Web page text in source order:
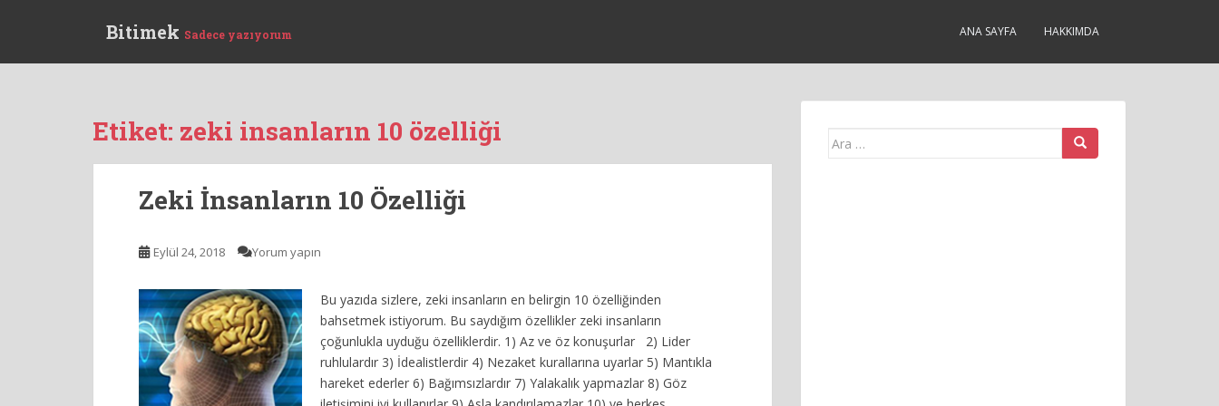
Bitimek Sadece yazıyorum ANA SAYFA HAKKIMDA
Etiket: zeki insanların 10 özelliği
Zeki İnsanların 10 Özelliği
Eylül 24, 2018 Yorum yapın
Bu yazıda sizlere, zeki insanların en belirgin 10 özelliğinden
bahsetmek istiyorum. Bu saydığım özellikler zeki insanların
çoğunlukla uyduğu özelliklerdir. 1) Az ve öz konuşurlar 2) Lider
ruhlulardır 3) İdealistlerdir 4) Nezaket kurallarına uyarlar 5) Mantıkla
hareket ederler 6) Bağımsızlardır 7) Yalakalık yapmazlar 8) Göz
Arama